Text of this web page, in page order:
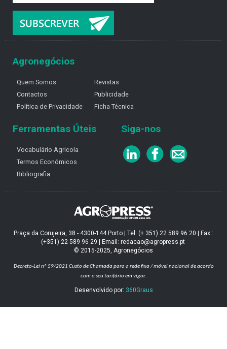
Agronegócios
Quem Somos
Contactos
Política de Privacidade
Revistas
Publicidade
Ficha Técnica
Ferramentas Úteis
Vocabulário Agricola
Termos Económicos
Bibliografia
Siga-nos
Praça da Corujeira, 38 - 4300-144 Porto | Tel: (+ 351) 22 589 96 20 | Fax :
(+351) 22 589 96 29 | Email: redacao@agropress.pt
© 2015-2025, Agronegócios
Decreto-Lei nº 59/2021 Custo de Chamada para a rede fixa / móvel nacional de acordo
com o seu tarifário em vigor.
Desenvolvido por: 360Graus